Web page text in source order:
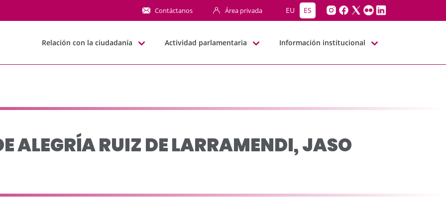
LARRAMENDI, JASO LUKI - JJGG-BBNN
Contáctanos Área privada EU ES
Relación con la ciudadanía Actividad parlamentaria Información institucional
ALEGRÍA RUIZ DE LARRAMENDI, JASO